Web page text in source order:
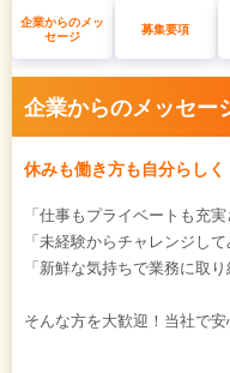
企業からのメッ
セージ
募集要項
企業からのメッセー
休みも働き方も自分らし
「仕事もプライベートも充実
「未経験からチャレンジして
「新鮮な気持ちで業務に取り
そんな方を大歓迎！当社で